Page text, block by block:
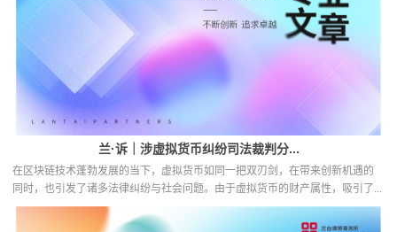
兰·诉｜涉虚拟货币纠纷司法裁判分...
在区块链技术蓬勃发展的当下，虚拟货币如同一把双刃剑，在带来创新机遇的
同时，也引发了诸多法律纠纷与社会问题。由于虚拟货币的财产属性，吸引了...